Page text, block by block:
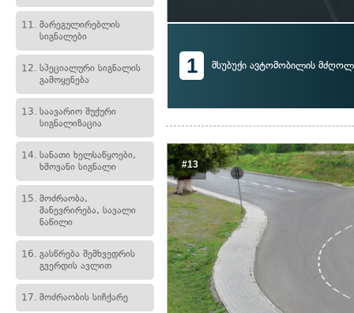
11. მარეგულირებლის
სიგნალები
12. სპეციალური სიგნალის
გამოყენება
13. საავარიო შუქური
სიგნალიზაცია
14. სანათი ხელსაწყოები,
ხმოვანი სიგნალი
15. მოძრაობა,
მანევრირება, სავალი
ნაწილი
16. გასწრება შემხვედრის
გვერდის ავლით
17. მოძრაობის სიჩქარე
1 მსუბუქი ავტომობილის
#13